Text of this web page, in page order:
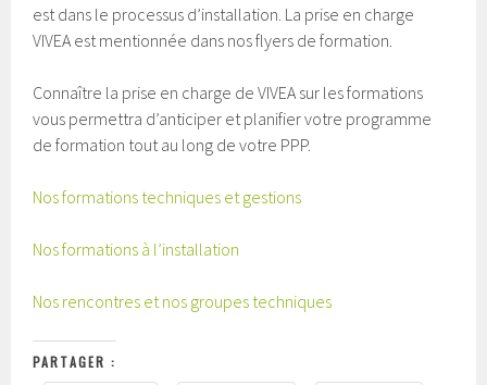
est dans le processus d’installation. La prise en charge
VIVEA est mentionnée dans nos flyers de formation.
Connaître la prise en charge de VIVEA sur les formations
vous permettra d’anticiper et planifier votre programme
de formation tout au long de votre PPP.
Nos formations techniques et gestions
Nos formations à l’installation
Nos rencontres et nos groupes techniques
PARTAGER :